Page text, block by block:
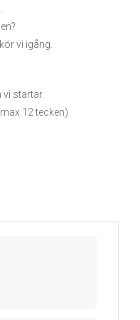
vi igång.
startar.
12 tecken)